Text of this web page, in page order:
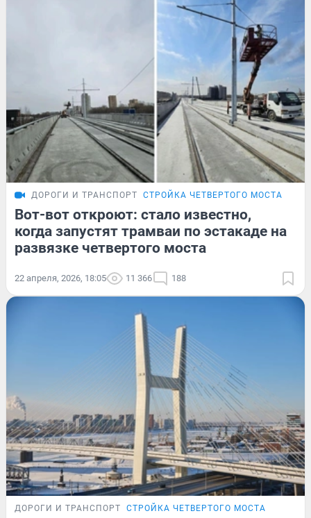
ДОРОГИ И ТРАНСПОРТ СТРОЙКА ЧЕТВЕРТОГО МОСТА
Вот-вот откроют: стало известно,
когда запустят трамваи по эстакаде на
развязке четвертого моста
22 апреля, 2026, 18:05 11 366 188
ДОРОГИ И ТРАНСПОРТ СТРОЙКА ЧЕТВЕРТОГО МОСТА